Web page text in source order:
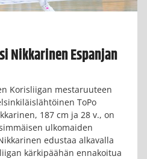
Nikkarinen Espanjan
Korisliigan mestaruuteen
ToPo
187 cm ja 28 v., on
ulkomaiden
edustaa alkavalla
kärkipäähän ennakoitua